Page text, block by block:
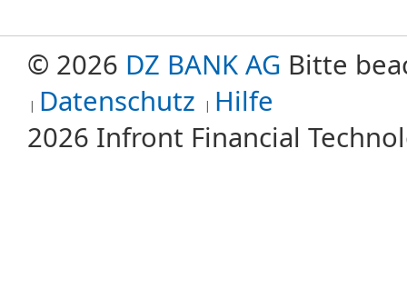
© 2026 DZ BANK AG Bitte
Datenschutz Hilfe
2026 Infront Financial